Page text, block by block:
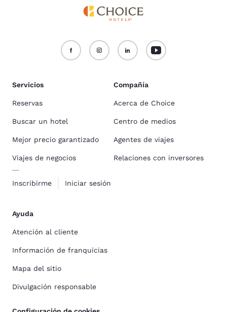
Servicios
Reservas
Buscar un hotel
Mejor precio garantizado
Viajes de negocios
Inscribirme Iniciar sesión
Compañía
Acerca de Choice
Centro de medios
Agentes de viajes
Relaciones con inversores
Ayuda
Atención al cliente
Información de franquicias
Mapa del sitio
Divulgación responsable